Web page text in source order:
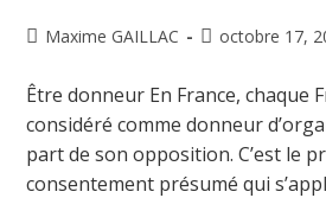
Maxime GAILLAC octobre 17,
Être donneur En France, chaque
considéré comme donneur
part de son opposition. C’est le
consentement présumé qui